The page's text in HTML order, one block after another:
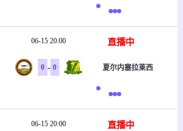
06-15 20:00 直播中
0 - 0 夏尔内塞拉莱西
06-15 20:00 直播中